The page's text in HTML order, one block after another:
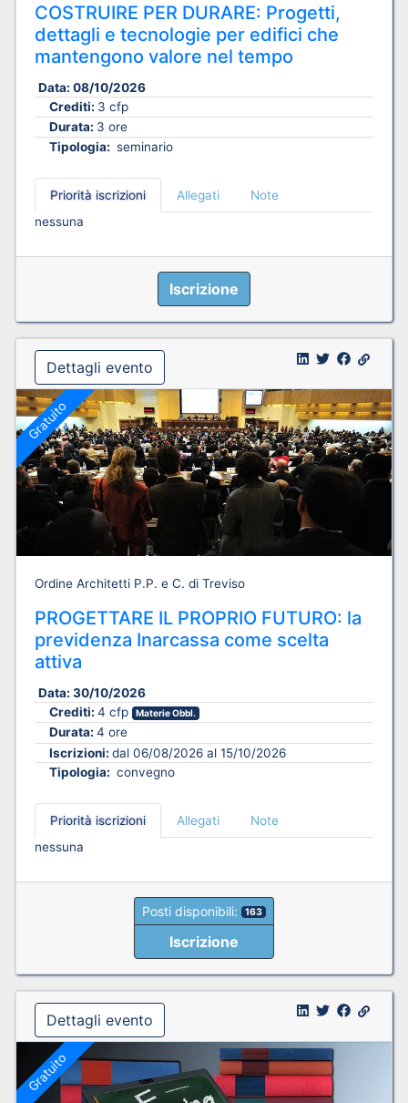
COSTRUIRE PER DURARE: Progetti,
dettagli e tecnologie per edifici che
mantengono valore nel tempo
Data: 08/10/2026
Crediti: 3 cfp
Durata: 3 ore
Tipologia: seminario
Priorità iscrizioni Allegati
Note
nessuna
Iscrizione
Dettagli evento
Gratuito
Ordine Architetti P.P. e C. di Treviso
PROGETTARE IL PROPRIO FUTURO: la
previdenza Inarcassa come scelta
attiva
Data: 30/10/2026
Crediti: 4 cfp Materie Obbl.
Durata: 4 ore
Iscrizioni: dal 06/08/2026 al 15/10/2026
Tipologia: convegno
Priorità iscrizioni Allegati
Note
nessuna
Posti disponibili: 163
Iscrizione
Dettagli evento
Gratuito